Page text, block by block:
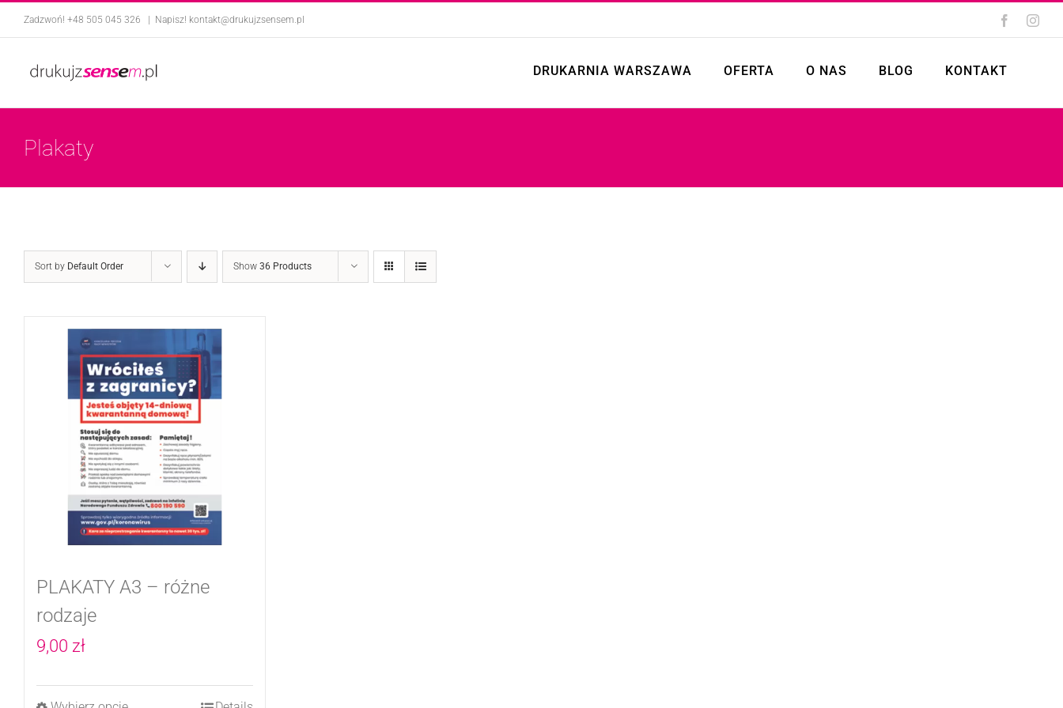
Skip
to
content
Zadzwoń! +48 505 045 326 Napisz! kontakt@drukujzsensem.pl Facebook
DRUKARNIA WARSZAWA OFERTA O NAS BLOG KONTAKT
Plakaty
Sort by Default Order Show 36 Products
PLAKATY A3 – różne
rodzaje
9,00 zł